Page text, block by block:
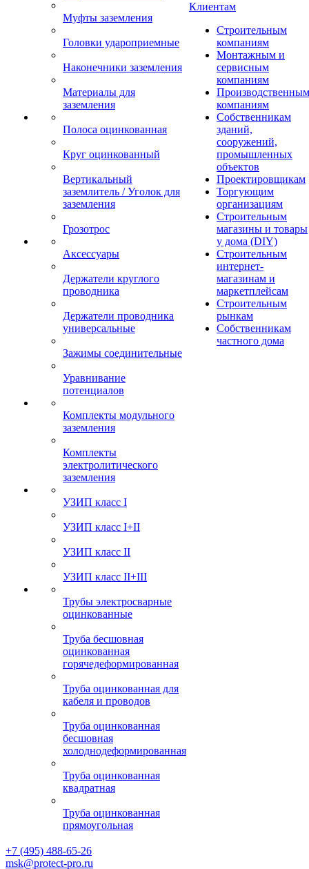
Муфты заземления
Головки удароприемные
Наконечники заземления
Материалы для
заземления
Полоса оцинкованная
Круг оцинкованный
Вертикальный
заземлитель / Уголок для
заземления
Грозотрос
Аксессуары
Держатели круглого
проводника
Держатели проводника
универсальные
Зажимы соединительные
Уравнивание
потенциалов
Комплекты модульного
заземления
Комплекты
электролитического
заземления
УЗИП класс I
УЗИП класс I+II
УЗИП класс II
УЗИП класс II+III
Трубы электросварные
оцинкованные
Труба бесшовная
оцинкованная
горячедеформированная
Труба оцинкованная для
кабеля и проводов
Труба оцинкованная
бесшовная
холоднодеформированная
Труба оцинкованная
квадратная
Труба оцинкованная
прямоугольная
Клиентам
Строительным
компаниям
Монтажным и
сервисным
компаниям
Производственным
компаниям
Собственникам
зданий,
сооружений,
промышленных
объектов
Проектировщикам
Торгующим
организациям
Строительным
магазины и товары
у дома (DIY)
Строительным
интернет-
магазинам и
маркетплейсам
Строительным
рынкам
Собственникам
частного дома
+7 (495) 488-65-26
msk@protect-pro.ru